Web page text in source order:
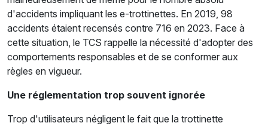
d'accidents impliquant les e-trottinettes. En 2019, 98
accidents étaient recensés contre 716 en 2023. Face à
cette situation, le TCS rappelle la nécessité d'adopter des
comportements responsables et de se conformer aux
règles en vigueur.
Une réglementation trop souvent ignorée
Trop d'utilisateurs négligent le fait que la trottinette